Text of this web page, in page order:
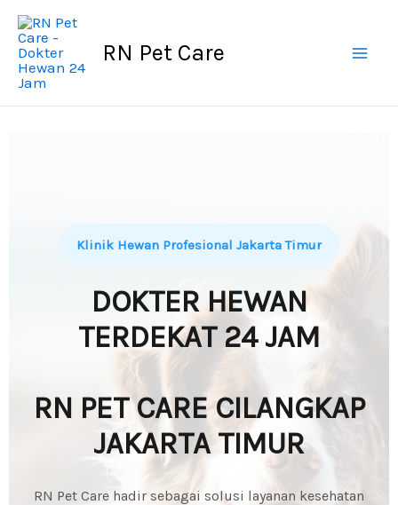
Skip
content
RN Pet Care
Klinik Hewan Profesional Jakarta Timur
DOKTER HEWAN
TERDEKAT 24 JAM
RN PET CARE CILANGKAP
JAKARTA TIMUR
RN Pet Care hadir sebagai solusi layanan kesehatan